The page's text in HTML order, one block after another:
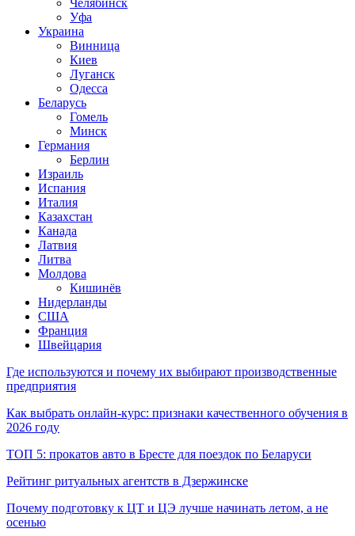
Челябинск
Уфа
Украина
Винница
Киев
Луганск
Одесса
Беларусь
Гомель
Минск
Германия
Берлин
Израиль
Испания
Италия
Казахстан
Канада
Латвия
Литва
Молдова
Кишинёв
Нидерланды
США
Франция
Швейцария
Где используются и почему их выбирают производственные
предприятия
Как выбрать онлайн-курс: признаки качественного обучения в
2026 году
ТОП 5: прокатов авто в Бресте для поездок по Беларуси
Рейтинг ритуальных агентств в Дзержинске
Почему подготовку к ЦТ и ЦЭ лучше начинать летом, а не
осенью